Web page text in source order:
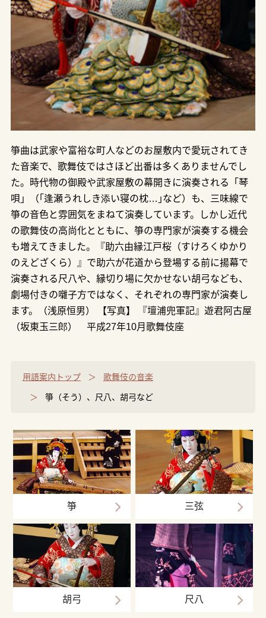
箏曲は武家や富裕な町人などのお屋敷内で愛玩されてき
た音楽で、歌舞伎ではさほど出番は多くありませんでし
た。時代物の御殿や武家屋敷の幕開きに演奏される「琴
唄」（｢逢瀬うれしき添い寝の枕…｣など）も、三味線で
箏の音色と雰囲気をまねて演奏しています。しかし近代
の歌舞伎の高尚化とともに、箏の専門家が演奏する機会
も増えてきました。『助六由縁江戸桜（すけろくゆかり
のえどざくら）』で助六が花道から登場する前に揚幕で
演奏される尺八や、縁切り場に欠かせない胡弓なども、
劇場付きの囃子方ではなく、それぞれの専門家が演奏し
ます。（浅原恒男） 【写真】 『壇浦兜軍記』遊君阿古屋
（坂東玉三郎） 平成27年10月歌舞伎座
用語案内トップ 歌舞伎の音楽
箏（そう）、尺八、胡弓など
箏 三弦
胡弓 尺八